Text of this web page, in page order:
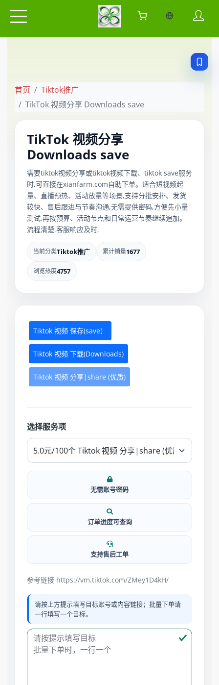
当前语言：中
首页
Tiktok推广
TikTok 视频分享 Downloads save
TikTok 视频分享
Downloads save
需要tiktok视频分享或tiktok视频下载、tiktok save服务
时,可直接在xianfarm.com自助下单。适合短视频起
量、直播预热、活动放量等场景,支持分批安排、发货
较快、售后跟进与节奏沟通,无需提供密码,方便先小量
测试,再按预算、活动节点和日常运营节奏继续追加。
流程清楚,客服响应及时,
当前分类Tiktok推广 累计销量1677
浏览热度4757
Tiktok 视频 保存(save）
Tiktok 视频 下载(Downloads)
Tiktok 视频 分享|share (优质)
选择服务项
无需账号密码
订单进度可查询
支持售后工单
参考链接 https://vm.tiktok.com/ZMey1D4kH/
请按上方提示填写目标账号或内容链接；批量下单请
一行填写一个目标。